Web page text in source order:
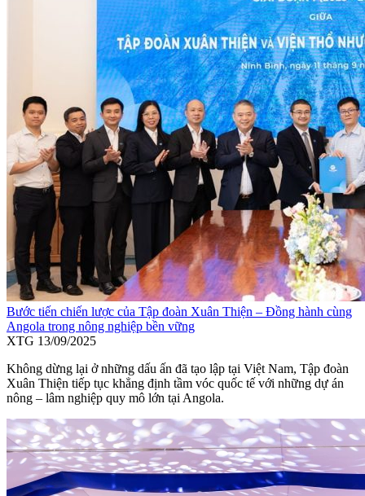
Bước tiến chiến lược của Tập đoàn Xuân Thiện – Đồng hành cùng
Angola trong nông nghiệp bền vững
XTG 13/09/2025
Không dừng lại ở những dấu ấn đã tạo lập tại Việt Nam, Tập đoàn
Xuân Thiện tiếp tục khẳng định tầm vóc quốc tế với những dự án
nông – lâm nghiệp quy mô lớn tại Angola.